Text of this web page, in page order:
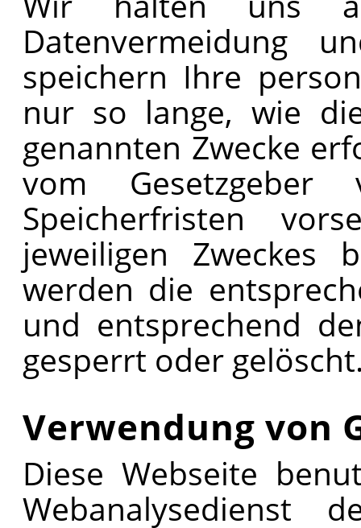
Datenvermeidung
speichern Ihre
nur so lange, wie
genannten Zwecke
vom Gesetzgeber
Speicherfristen
jeweiligen Zweckes
werden die
und entsprechend
gesperrt oder
Verwendung von
Diese Webseite
Webanalysedienst